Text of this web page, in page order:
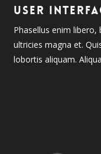
USER
Phasellus enim
ultricies magna et.
lobortis aliquam.